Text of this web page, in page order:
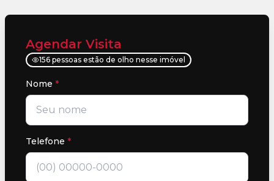
Agendar Visita
156 pessoas estão de olho nesse imóvel
Nome *
Telefone *